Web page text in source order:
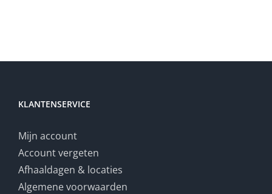
KLANTENSERVICE
Mijn account
Account vergeten
Afhaaldagen & locaties
Algemene voorwaarden